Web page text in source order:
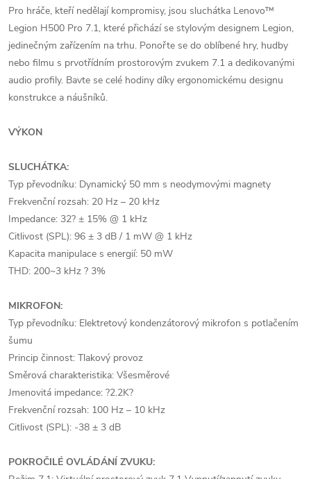
Pro hráče, kteří nedělají kompromisy, jsou sluchátka Lenovo™
Legion H500 Pro 7.1, které přichází se stylovým designem Legion,
jedinečným zařízením na trhu. Ponořte se do oblíbené hry, hudby
nebo filmu s prvotřídním prostorovým zvukem 7.1 a dedikovanými
audio profily. Bavte se celé hodiny díky ergonomickému designu
konstrukce a náušníků.
VÝKON
SLUCHÁTKA:
Typ převodníku: Dynamický 50 mm s neodymovými magnety
Frekvenční rozsah: 20 Hz – 20 kHz
Impedance: 32? ± 15% @ 1 kHz
Citlivost (SPL): 96 ± 3 dB / 1 mW @ 1 kHz
Kapacita manipulace s energií: 50 mW
THD: 200~3 kHz ? 3%
MIKROFON:
Typ převodníku: Elektretový kondenzátorový mikrofon s potlačením
šumu
Princip činnost: Tlakový provoz
Směrová charakteristika: Všesměrové
Jmenovitá impedance: ?2.2K?
Frekvenční rozsah: 100 Hz – 10 kHz
Citlivost (SPL): -38 ± 3 dB
POKROČILÉ OVLÁDÁNÍ ZVUKU: